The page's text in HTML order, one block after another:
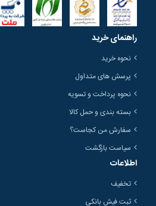
راهنمای خرید
نحوه خرید
پرسش های متداول
نحوه پرداخت و تسویه
بسته بندی و حمل کالا
سفارش من کجاست؟
سیاست بازگشت
اطلاعات
تخفیف
ثبت فیش بانکی